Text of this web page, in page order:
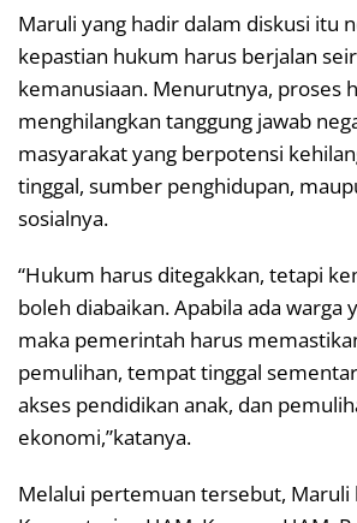
Maruli yang hadir dalam diskusi itu
kepastian hukum harus berjalan
kemanusiaan. Menurutnya, proses
menghilangkan tanggung jawab
masyarakat yang berpotensi
tinggal, sumber penghidupan,
sosialnya.
“Hukum harus ditegakkan, tetapi
boleh diabaikan. Apabila ada warga
maka pemerintah harus
pemulihan, tempat tinggal
akses pendidikan anak, dan
ekonomi,”katanya.
Melalui pertemuan tersebut, Maruli